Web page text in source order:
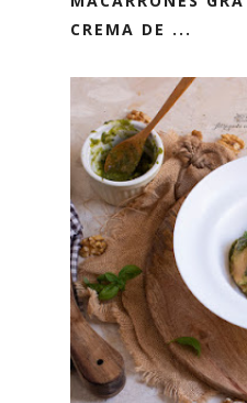
CREMA DE ...